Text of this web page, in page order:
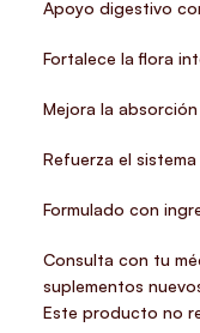
Apoyo digestivo
Fortalece la flora
Mejora la
Refuerza el
Formulado con
Consulta con tu
suplementos
Este producto no